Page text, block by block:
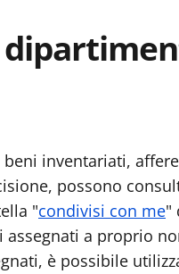
inventariati,
possono
"condivisi con me"
a proprio
è possibile